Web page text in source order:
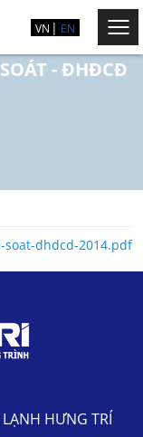
VN EN
- ĐHĐCĐ
soat-dhdcd-2014.pdf
HƯNG TRÍ